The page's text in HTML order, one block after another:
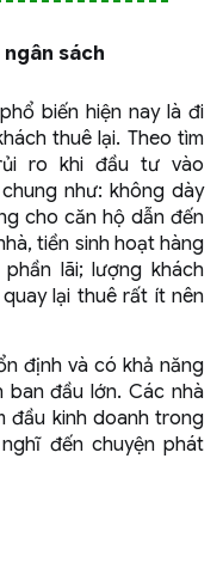
sách
biến hiện nay là đi
thuê lại. Theo tìm
ro khi đầu tư vào
như: không dày
cho căn hộ dẫn đến
tiền sinh hoạt hàng
lãi; lượng khách
lại thuê rất ít nên
định và có khả năng
đầu lớn. Các nhà
đầu kinh doanh trong
đến chuyện phát